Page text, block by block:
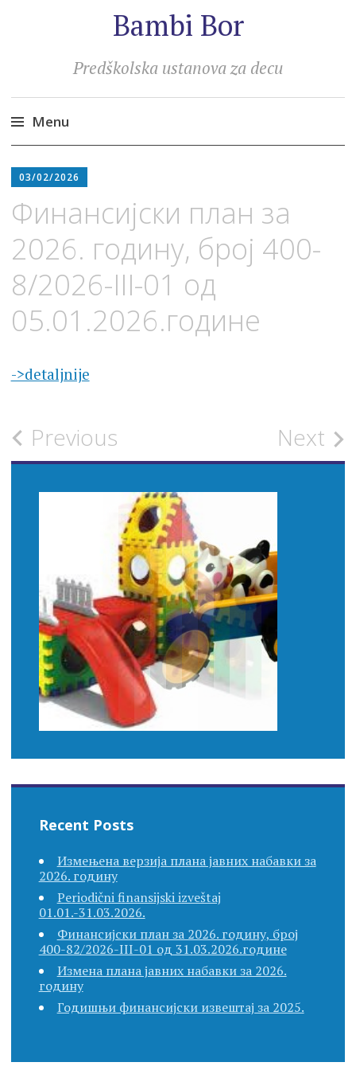
Bambi Bor
Predškolska ustanova za decu
Menu
to
03/02/2026
Финансијски план за
2026. годину, број 400-
8/2026-III-01 од
05.01.2026.године
->detaljnije
Post
navigation
Previous Next
Recent Posts
Измењена верзија плана јавних набавки за
2026. годину
Periodični finansijski izveštaj
01.01.-31.03.2026.
Финансијски план за 2026. годину, број
400-82/2026-III-01 од 31.03.2026.године
Измена плана јавних набавки за 2026.
годину
Годишњи финансијски извештај за 2025.